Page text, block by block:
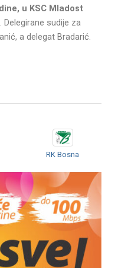
u KSC Mladost
. Delegirane sudije za
a delegat Bradarić.
RK Bosna